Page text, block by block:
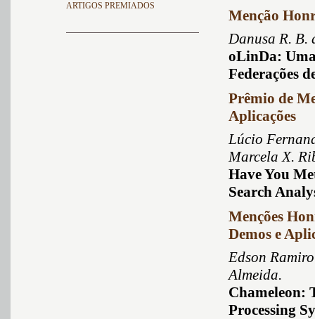
ARTIGOS PREMIADOS
Menção
Danusa R. B.
oLinDa:
Federações
Prêmio de
Aplicações
Lúcio
Marcela X.
Have You
Search
Menções
Demos e
Edson
Almeida.
Chameleon:
Processing